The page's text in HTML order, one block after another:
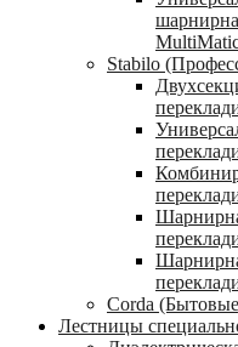
Stabilo
Corda
Лестницы